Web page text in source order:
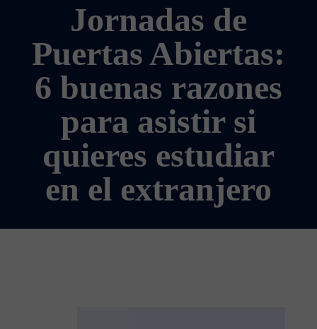
Jornadas de
Puertas Abiertas:
6 buenas razones
para asistir si
quieres estudiar
en el extranjero